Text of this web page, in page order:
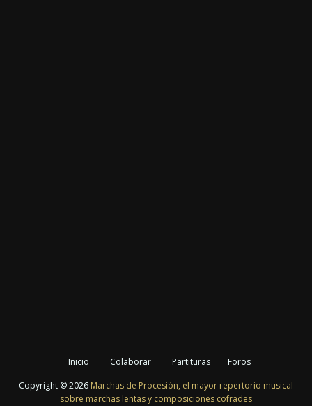
Inicio Colaborar Partituras
Foros
Copyright ©2026 Marchas de Procesión, el mayor repertorio musical
sobre marchas lentas y composiciones cofrades